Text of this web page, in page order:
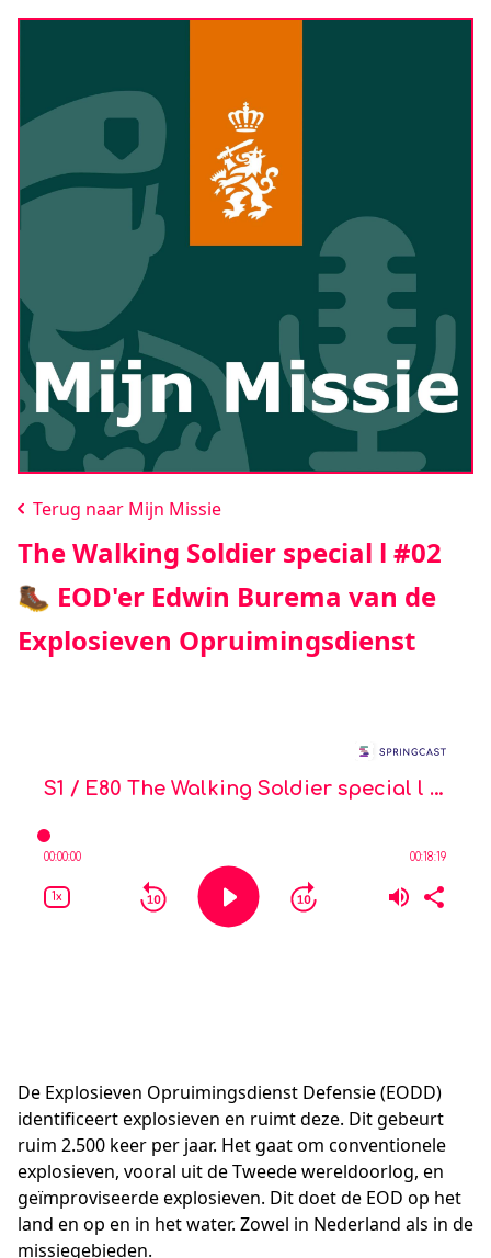
Terug naar Mijn Missie
The Walking Soldier special l #02
🥾 EOD'er Edwin Burema van de
Explosieven Opruimingsdienst
De Explosieven Opruimingsdienst Defensie (EODD)
identificeert explosieven en ruimt deze. Dit gebeurt
ruim 2.500 keer per jaar. Het gaat om conventionele
explosieven, vooral uit de Tweede wereldoorlog, en
geïmproviseerde explosieven. Dit doet de EOD op het
land en op en in het water. Zowel in Nederland als in de
missiegebieden.